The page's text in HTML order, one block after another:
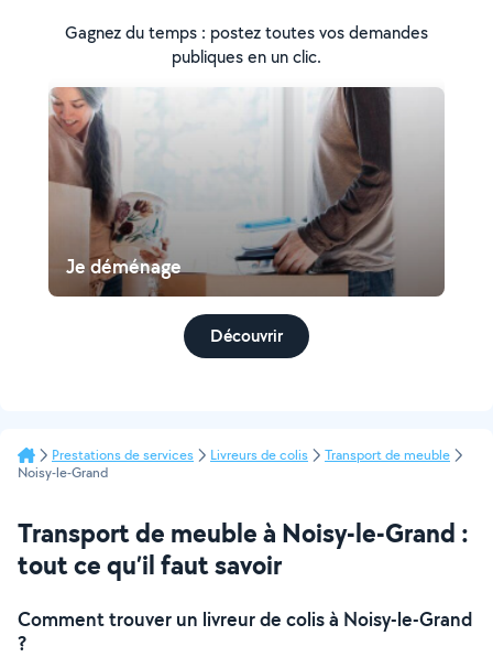
Gagnez du temps : postez toutes vos demandes
publiques en un clic.
Je déménage
Découvrir
Prestations de services Livreurs de colis
Transport de meuble
Noisy-le-Grand
Transport de meuble à Noisy-le-Grand :
tout ce qu’il faut savoir
Comment trouver un livreur de colis à Noisy-le-Grand
?